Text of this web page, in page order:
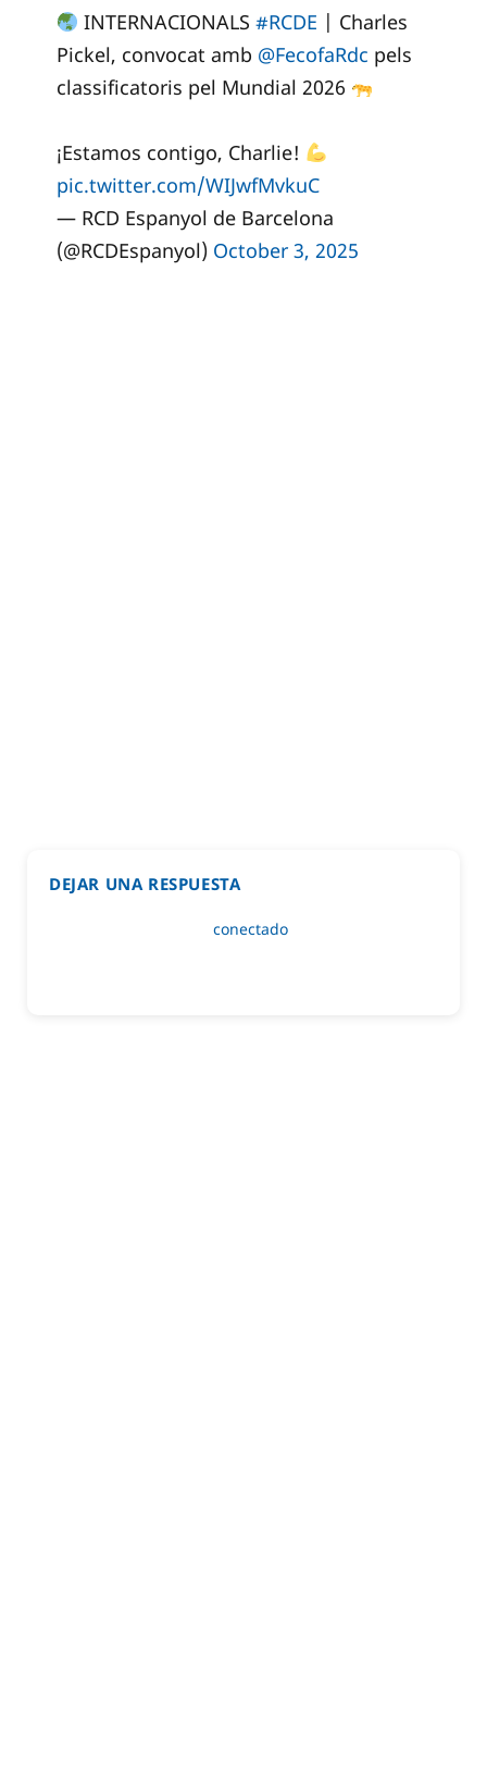
INTERNACIONALS#RCDE | Charles
Pickel, convocat amb @FecofaRdc pels
classificatoris pel Mundial 2026
¡Estamos contigo, Charlie!
pic.twitter.com/WIJwfMvkuC
— RCD Espanyol de Barcelona
(@RCDEspanyol) October 3, 2025
DEJAR UNA RESPUESTA
conectado